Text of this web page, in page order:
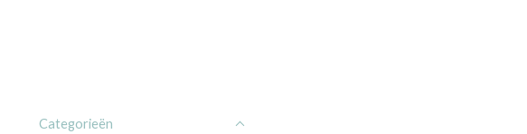
Categorieën